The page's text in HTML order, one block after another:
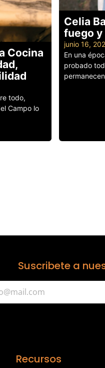
Cocina
todo,
Campo lo
Celia
fuego y
junio 16,
En una
probado
Suscribete a
Recursos